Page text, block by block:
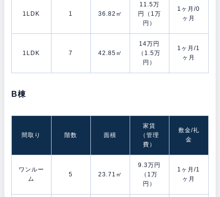
1LDK 1 36.82㎡
11.5万
円（1万
円）
1ヶ月/0
ヶ月
1LDK 7 42.85㎡
14万円
（1.5万
円）
1ヶ月/1
ヶ月
B棟
間取り 階数 面積
家賃
（管理
費）
敷金/礼
金
ワンルー
ム
5 23.71㎡
9.3万円
（1万
円）
1ヶ月/1
ヶ月